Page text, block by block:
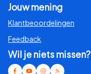
Jouw mening
Klantbeoordelingen
Feedback
Wil je niets missen?